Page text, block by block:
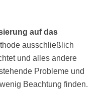
auf das
ausschließlich
und alles andere
Probleme und
Beachtung finden.